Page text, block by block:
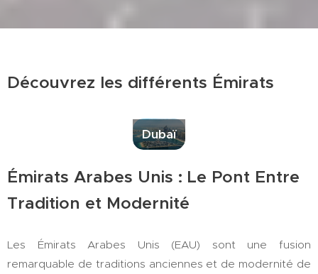
Découvrez les différents Émirats
Dubaï
Émirats Arabes Unis : Le Pont Entre
Tradition et Modernité
Les Émirats Arabes Unis (EAU) sont une fusion
remarquable de traditions anciennes et de modernité de